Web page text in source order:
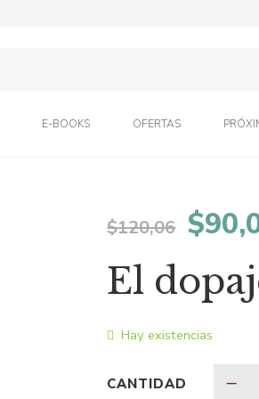
E-BOOKS OFERTAS
$120,06 El
$
El
Hay existencias
CANTIDAD